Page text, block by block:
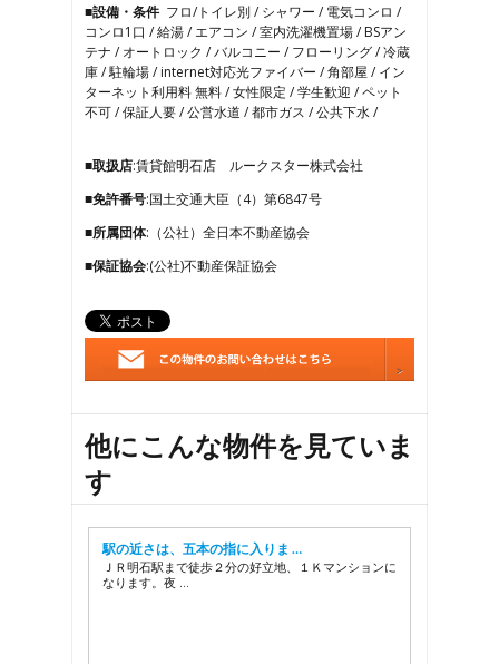
11
12
13
14
15
■設備・条件 フロ/トイレ別 / シャワー / 電気コンロ /
コンロ1口 / 給湯 / エアコン / 室内洗濯機置場 / BSアン
テナ / オートロック / バルコニー / フローリング / 冷蔵
庫 / 駐輪場 / internet対応光ファイバー / 角部屋 / イン
ターネット利用料 無料 / 女性限定 / 学生歓迎 / ペット
不可 / 保証人要 / 公営水道 / 都市ガス / 公共下水 /
■取扱店:賃貸館明石店 ルークスター株式会社
■免許番号:国土交通大臣（4）第6847号
■所属団体:（公社）全日本不動産協会
■保証協会:(公社)不動産保証協会
他にこんな物件を見ていま
す
駅の近さは、五本の指に入りま …
ＪＲ明石駅まで徒歩２分の好立地、１Ｋマンションに
なります。夜 …